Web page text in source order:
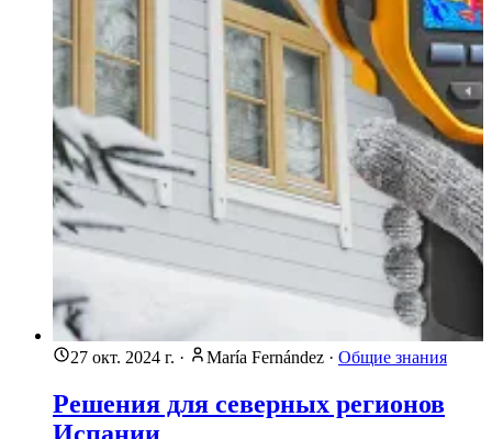
27 окт. 2024 г. · María Fernández · Общие знания
Решения для северных регионов
Испании